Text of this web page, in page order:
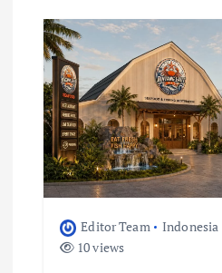
Editor Team Indonesia
10 views